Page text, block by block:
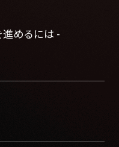
めるには -